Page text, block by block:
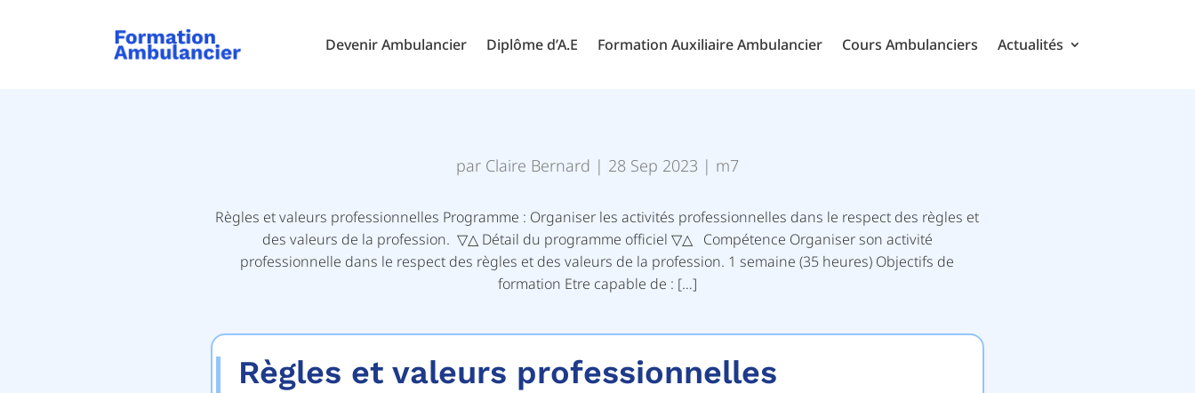
Devenir Ambulancier Diplôme d’A.E Formation Auxiliaire Ambulancier Cours Ambulanciers Actualités
par Claire Bernard | 28 Sep 2023 | m7
Règles et valeurs professionnelles Programme : Organiser les activités professionnelles dans le respect des règles et
des valeurs de la profession. ▽△ Détail du programme officiel ▽△ Compétence Organiser son activité
professionnelle dans le respect des règles et des valeurs de la profession. 1 semaine (35 heures) Objectifs de
formation Etre capable de : […]
Règles et valeurs professionnelles